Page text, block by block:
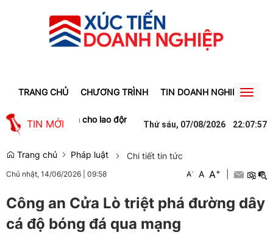
TRANG CHỦ CHƯƠNG TRÌNH TIN DOANH NGHIỆP Toggle
TIN MỚI
tạo việc làm cho lao động Gia Lai Người phụ nữ ở Hưng
Thứ sáu, 07/08/2026 22:07:57
Trang chủ Pháp luật Chi tiết tin tức
Chủ nhật, 14/06/2026 09:58 A- A A+
Công an Cửa Lò triệt phá đường dây
cá độ bóng đá qua mạng